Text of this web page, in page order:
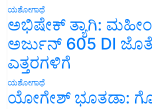
ಯಶೋಗಾಥೆ
ಅಭಿಷೇಕ್ ತ್ಯಾಗಿ:
ಅರ್ಜುನ್ 605 DI
ಎತ್ತರಗಳಿಗೆ
ಯಶೋಗಾಥೆ
ಯೋಗೇಶ್ ಭೂತಡಾ: